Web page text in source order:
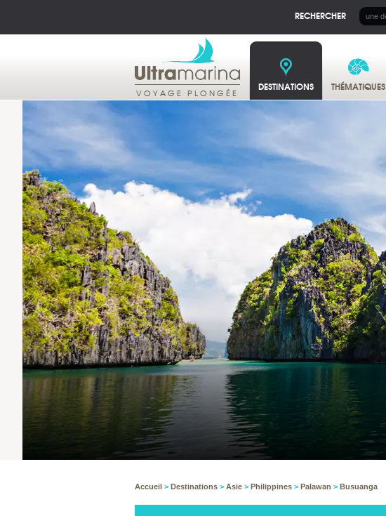
RECHERCHER
VOYAGE PLONGÉE DESTINATIONS THÉMATIQUES
Accueil > Destinations > Asie > Philippines > Palawan > Busuanga